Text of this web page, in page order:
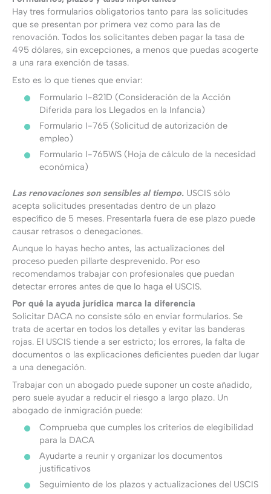
Hay tres formularios obligatorios tanto para las solicitudes
que se presentan por primera vez como para las de
renovación. Todos los solicitantes deben pagar la tasa de
495 dólares, sin excepciones, a menos que puedas acogerte
a una rara exención de tasas.
Esto es lo que tienes que enviar:
Formulario I-821D (Consideración de la Acción
Diferida para los Llegados en la Infancia)
Formulario I-765 (Solicitud de autorización de
empleo)
Formulario I-765WS (Hoja de cálculo de la necesidad
económica)
Las renovaciones son sensibles al tiempo. USCIS sólo
acepta solicitudes presentadas dentro de un plazo
específico de 5 meses. Presentarla fuera de ese plazo puede
causar retrasos o denegaciones.
Aunque lo hayas hecho antes, las actualizaciones del
proceso pueden pillarte desprevenido. Por eso
recomendamos trabajar con profesionales que puedan
detectar errores antes de que lo haga el USCIS.
Por qué la ayuda jurídica marca la diferencia
Solicitar DACA no consiste sólo en enviar formularios. Se
trata de acertar en todos los detalles y evitar las banderas
rojas. El USCIS tiende a ser estricto; los errores, la falta de
documentos o las explicaciones deficientes pueden dar lugar
a una denegación.
Trabajar con un abogado puede suponer un coste añadido,
pero suele ayudar a reducir el riesgo a largo plazo. Un
abogado de inmigración puede:
Comprueba que cumples los criterios de elegibilidad
para la DACA
Ayudarte a reunir y organizar los documentos
justificativos
Seguimiento de los plazos y actualizaciones del USCIS